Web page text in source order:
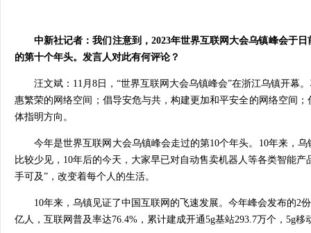
中新社记者：我们注意到，2023年世界互联网大会乌镇峰会于
的第十个年头。发言人对此有何评论？
汪文斌：11月8日，“世界互联网大会乌镇峰会”在浙江乌镇开幕
惠繁荣的网络空间；倡导安危与共，构建更加和平安全的网络空间
体指明方向。
今年是世界互联网大会乌镇峰会走过的第10个年头。10年来，
比较少见，10年后的今天，大家早已对自动售卖机器人等各类智能
手可及”，改变着每个人的生活。
10年来，乌镇见证了中国互联网的飞速发展。今年峰会发布的2
亿人，互联网普及率达76.4%，累计建成开通5g基站293.7万个，5g